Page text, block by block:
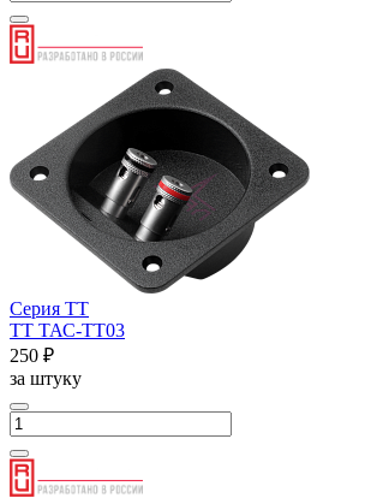
Серия ТТ
ТТ ТАС-ТТ03
250 ₽
за штуку